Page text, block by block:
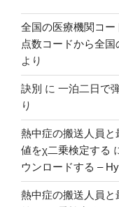
全国の医療機関コー
点数コードから全
より
訣別 に 一泊二日で
り
熱中症の搬送人員
値をχ二乗検定する
ウンロードする –
熱中症の搬送人員